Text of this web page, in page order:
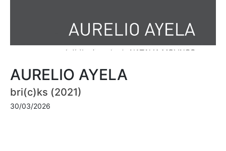
AURELIO AYELA
bri(c)ks (2021)
30/03/2026